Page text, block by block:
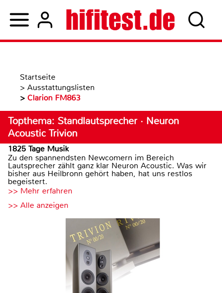
Startseite
> Ausstattungslisten
> Clarion FM863
Topthema: Standlautsprecher · Neuron
Acoustic Trivion
1825 Tage Musik
Zu den spannendsten Newcomern im Bereich
Lautsprecher zählt ganz klar Neuron Acoustic. Was wir
bisher aus Heilbronn gehört haben, hat uns restlos
begeistert.
>> Mehr erfahren
>> Alle anzeigen